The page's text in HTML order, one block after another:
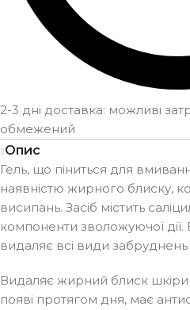
2-3 дні доставка: можливі
обмежений
Опис
Гель, що піниться для
наявністю жирного блиску,
висипань. Засіб містить
компоненти зволожуючої
видаляє всі види забруднень
Видаляє жирний блиск
появі протягом дня, має